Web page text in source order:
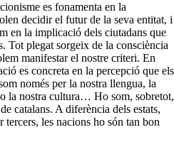
es fonamenta en la
decidir el futur de la seva entitat, i
en la implicació dels ciutadans que
Tot plegat sorgeix de la consciència
manifestar el nostre criteri. En
es concreta en la percepció que els
només per la nostra llengua, la
la nostra cultura… Ho som, sobretot,
catalans. A diferència dels estats,
tercers, les nacions ho són tan bon